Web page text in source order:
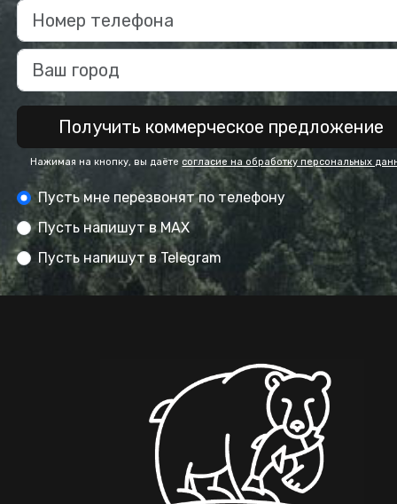
Получить коммерческое предложение
Нажимая на кнопку, вы даёте согласие на обработку персональных
Пусть мне перезвонят по телефону
Пусть напишут в MAX
Пусть напишут в Telegram